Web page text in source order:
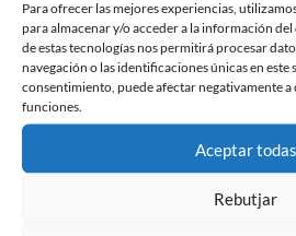
Para ofrecer las mejores experiencias,
para almacenar y/o acceder a la información
de estas tecnologías nos permitirá procesar
navegación o las identificaciones únicas en
consentimiento, puede afectar negativamente
funciones.
Aceptar todas
Rebutjar
30 de julio de 2026
Leer más »